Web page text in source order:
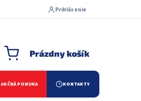
Prihlásenie
NÁKUPNÝ KOŠÍK
Prázdny košík
AKČNÁ PONUKA KONTAKTY